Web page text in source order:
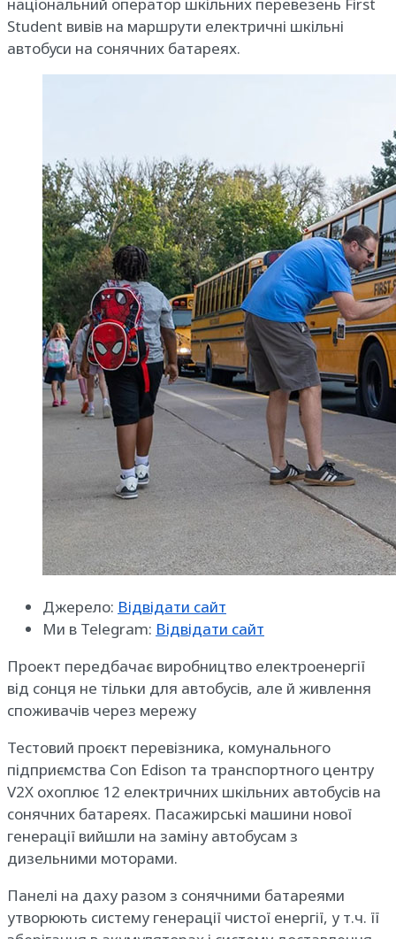
Student вивів на маршрути електричні шкільні
автобуси на сонячних батареях.
Джерело: Відвідати сайт
Ми в Telegram: Відвідати сайт
Проект передбачає виробництво електроенергії
від сонця не тільки для автобусів, але й живлення
споживачів через мережу
Тестовий проєкт перевізника, комунального
підприємства Con Edison та транспортного центру
V2X охоплює 12 електричних шкільних автобусів на
сонячних батареях. Пасажирські машини нової
генерації вийшли на заміну автобусам з
дизельними моторами.
Панелі на даху разом з сонячними батареями
утворюють систему генерації чистої енергії, у т.ч. її